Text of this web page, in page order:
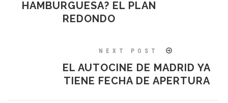
HAMBURGUESA? EL PLAN
REDONDO
NEXT POST
EL AUTOCINE DE MADRID YA
TIENE FECHA DE APERTURA